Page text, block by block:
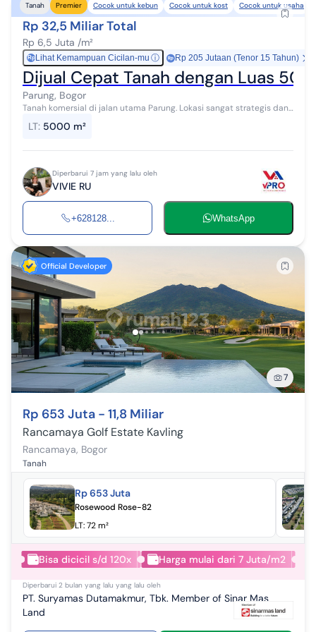
Tanah Premier Cocok untuk kebun Cocok untuk kost Cocok untuk usaha
Rp 32,5 Miliar Total
Rp 6,5 Juta /m²
Rp Lihat Kemampuan Cicilan-mu ⓘ Rp 205 Jutaan (Tenor 15 Tahun)
Dijual Cepat Tanah dengan Luas
Parung, Bogor
Tanah komersial di jalan utama Parung. Lokasi sangat strategis dan
berkembang se...
LT: 5000 m²
Diperbarui 7 jam yang lalu oleh
VIVIE RU
+628128... WhatsApp
Official Developer
7
Rp 653 Juta - 11,8 Miliar
Rancamaya Golf Estate Kavling
Rancamaya, Bogor
Tanah
Rp 653 Juta
Rosewood Rose-82
LT:72 m²
Bisa dicicil s/d 120x Harga mulai dari 7 Juta/m2
Diperbarui 2 bulan yang lalu yang lalu oleh
PT. Suryamas Dutamakmur, Tbk. Member of Sinar Mas
Land